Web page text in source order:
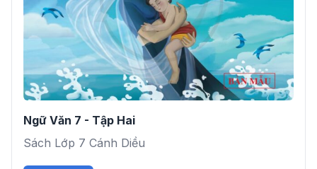
Ngữ Văn 7 - Tập Hai
Sách Lớp 7 Cánh Diều